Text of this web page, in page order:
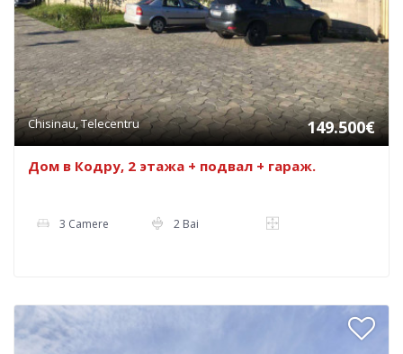
Chisinau, Telecentru 149.500€
Дом в Кодру, 2 этажа + подвал + гараж.
3 Camere 2 Bai